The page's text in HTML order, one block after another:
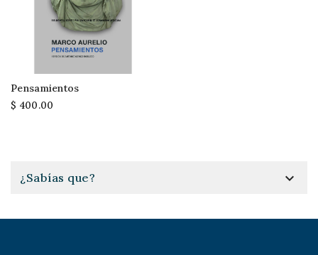
Pensamientos
$ 400.00
¿Sabías que? 